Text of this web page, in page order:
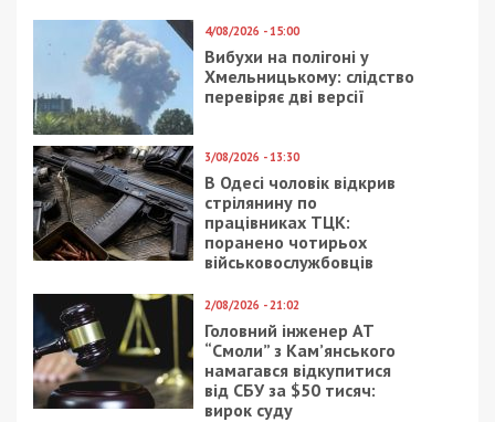
4/08/2026 - 15:00
Вибухи на полігоні у
Хмельницькому: слідство
перевіряє дві версії
3/08/2026 - 13:30
В Одесі чоловік відкрив
стрілянину по
працівниках ТЦК:
поранено чотирьох
військовослужбовців
2/08/2026 - 21:02
Головний інженер АТ
“Смоли” з Кам’янського
намагався відкупитися
від СБУ за $50 тисяч:
вирок суду